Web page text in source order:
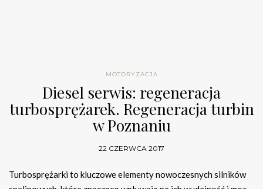
MOTORYZACJA
Diesel serwis: regeneracja
turbosprężarek. Regeneracja turbin
w Poznaniu
22 CZERWCA 2017
Turbosprężarki to kluczowe elementy nowoczesnych silników